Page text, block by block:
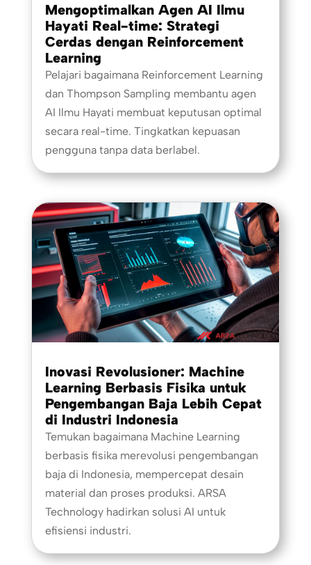
Mengoptimalkan Agen AI Ilmu
Hayati Real-time: Strategi
Cerdas dengan Reinforcement
Learning
Pelajari bagaimana Reinforcement Learning
dan Thompson Sampling membantu agen
AI Ilmu Hayati membuat keputusan optimal
secara real-time. Tingkatkan kepuasan
pengguna tanpa data berlabel.
Inovasi Revolusioner: Machine
Learning Berbasis Fisika untuk
Pengembangan Baja Lebih Cepat
di Industri Indonesia
Temukan bagaimana Machine Learning
berbasis fisika merevolusi pengembangan
baja di Indonesia, mempercepat desain
material dan proses produksi. ARSA
Technology hadirkan solusi AI untuk
efisiensi industri.